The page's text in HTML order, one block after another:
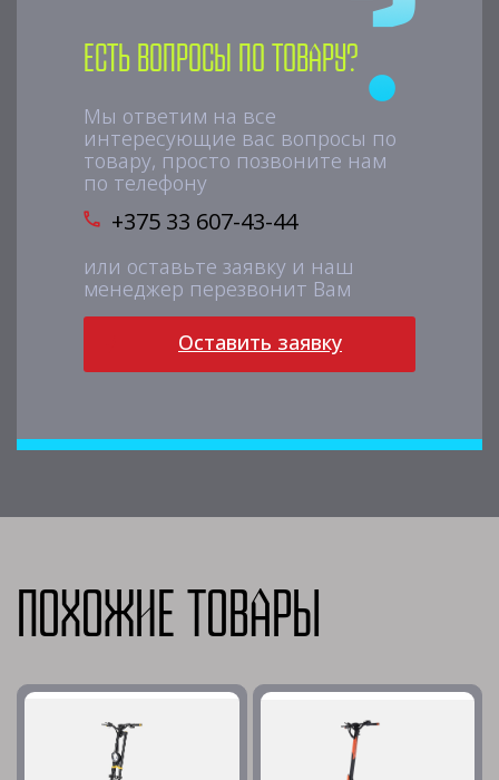
Есть вопросы по товару?
Мы ответим на все
интересующие вас вопросы по
товару, просто позвоните нам
по телефону
+375 33 607-43-44
или оставьте заявку и наш
менеджер перезвонит Вам
Оставить заявку
Похожие товары